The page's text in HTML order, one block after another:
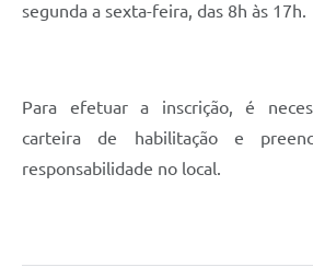
segunda a sexta-feira, das 8h às 17h.
Para efetuar a inscrição, é
carteira de habilitação e
responsabilidade no local.